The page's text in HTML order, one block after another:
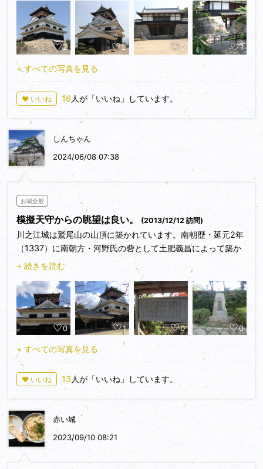
おり、平成２９年９月以来の８年振りに２度目の登城し模擬天
守閣にも登りました、家内は初めての登城と成ります。
川之江城模擬天守閣・付櫓は昭和６１年に東京工業大学名誉
教授藤岡通夫博士の指導の下、川之江市市政３０周年記念事業
として、順次櫓門、涼櫓、隅櫓、、控塀と共に完成した、本年
駐車場は北側の涼櫓下に数台可能の駐車場が有り利用。
既に2台の駐車関東よりキャンピングカーで見えていた、地
元の方か、ウオーキングで見えている方もいらっしゃる、丁度
麓の川之江高校１年生全クラスで清掃ボランティア活動され
て、会うたびに挨拶をして大変気持ちよい、恐縮します。
天守閣に登り入場料１００円、天守最上階廻縁に出て景色を
堪能、川之江の産業は製紙業、臨海工業地帯に工場、煙突が並
び白い煙(水蒸気)を出して活気がある様子。
天守閣内、周りを眺めて８年振りの撮影、木も大きく成って
来ました、８年前の写真と比較すると良く分かります。
最近は文化庁がうるさくて気楽に観光天守閣、城郭櫓が建て
らませんが、川之江城は市の英断で約４０年前に建てる事が出
来ました、昨今の城郭再建ブーム、規制を少し緩くして地方再
生の起爆剤にされたらと思うのですが？
2 2 0 1
+ すべての写真を見る
♥ いいね 16 人が「いいね」しています。
しんちゃん
2024/06/08 07:38
お城全般
模擬天守からの眺望は良い。 (2013/12/12 訪問)
川之江城は鷲尾山の山頂に築かれています。南朝歴・延元2年
（1337）に南朝方・河野氏の砦として土肥義昌によって築か
れたとされています。交通の要衝である、四国の瀬戸内海側の
中央に位置しており、戦国時代も河野氏側と長宗我部氏側との
間で、激しい争奪戦が繰り広げられています。江戸時代の寛永
13年（1636）に一柳直家が川之江藩を立藩しようとしたので
すが、寛永19年に死去し、伊予国内の所領は没収されたため
再建はかなわず川之江は天領になってしまいました。
現在は城山公園として近くまで車で行くことができ、怪しい模
擬天守からの眺望は抜群です。ちょっと写真が古くて申し
巨大な橋が完成して、四国もだいぶ行きやすくなりました。で
きれば車で訪問したいですね。
+ 続きを読む
0 1 0 0
+ すべての写真を見る
♥ いいね 13 人が「いいね」しています。
赤い城
2023/09/10 08:21